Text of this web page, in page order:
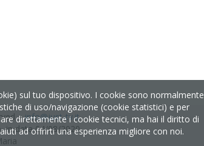
sul tuo dispositivo. I cookie sono normalmente
di uso/navigazione (cookie statistici) e per
direttamente i cookie tecnici, ma hai il diritto di
ad offrirti una esperienza migliore con noi.
–info@just-tv.it
in data 04/08/2020